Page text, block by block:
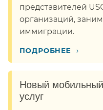
представителей
организаций,
иммиграции.​​
ПОДРОБНЕЕ​​ ›
Новый
услуг​​